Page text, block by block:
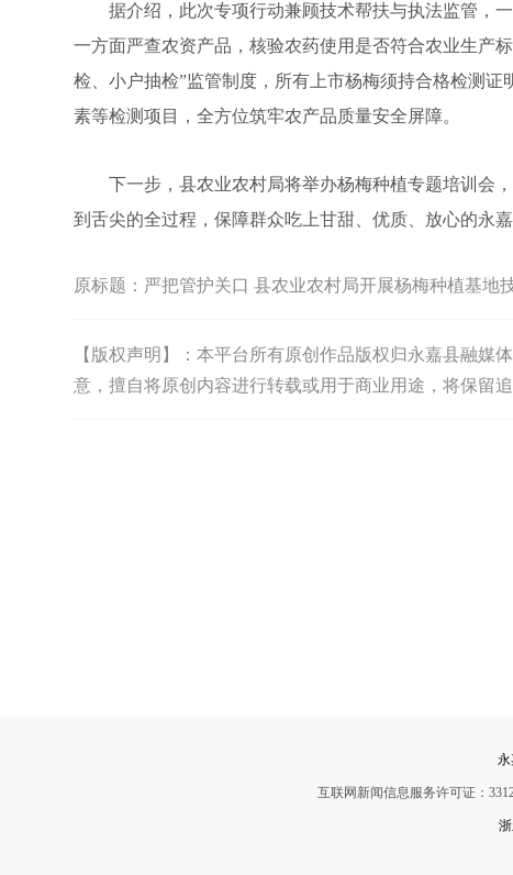
据介绍，此次专项行动兼顾技术帮扶与执法监管，一
一方面严查农资产品，核验农药使用是否符合农业生产
检、小户抽检”监管制度，所有上市杨梅须持合格检测
素等检测项目，全方位筑牢农产品质量安全屏障。
下一步，县农业农村局将举办杨梅种植专题培训会，
到舌尖的全过程，保障群众吃上甘甜、优质、放心的永嘉
原标题： 严把管护关口 县农业农村局开展杨梅种植基地
【版权声明】：本平台所有原创作品版权归永嘉县融媒
意，擅自将原创内容进行转载或用于商业用途，将保留追
永
互联网新闻信息服务许可证：